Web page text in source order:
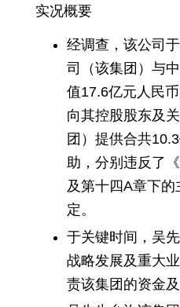
实况概要
经调查，该公司
司（该集团）与
值17.6亿元人民
向其控股股东及
团）提供合共
助，分别违反了
及第十四A章下
定。
于关键时间，吴
战略发展及重大
责该集团的资金及